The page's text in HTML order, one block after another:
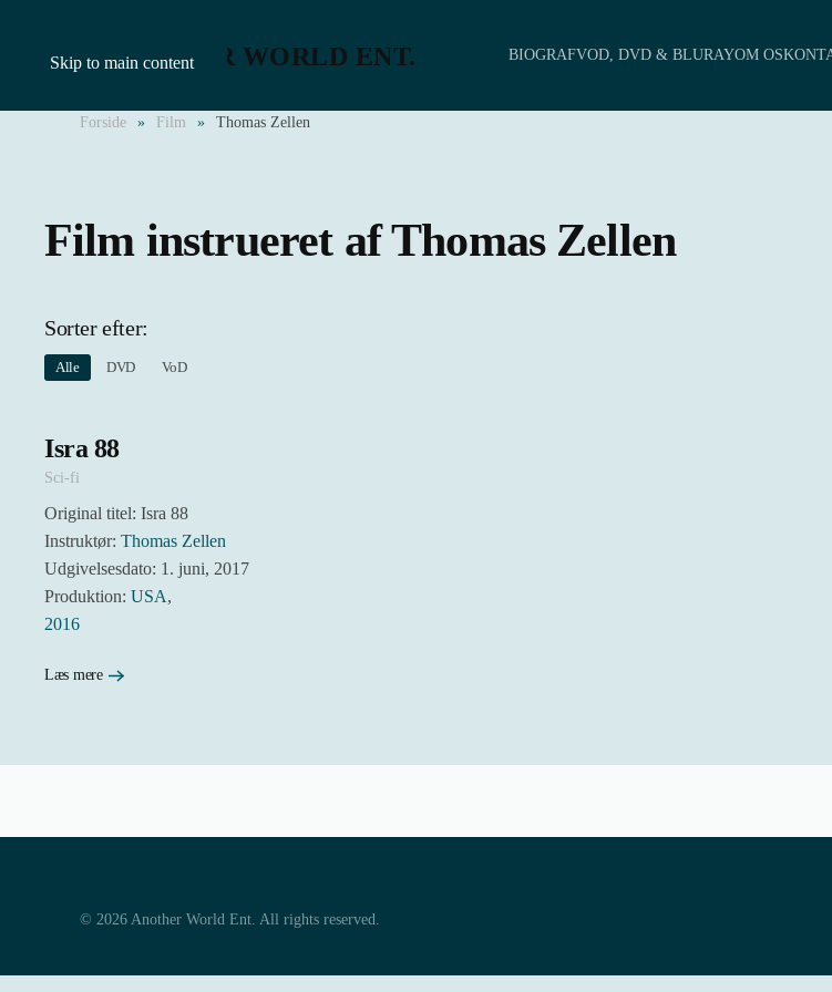
Skip to main content BIOGRAFVOD, DVD & BLURAYOM OS
Forside Film Thomas Zellen
Film instrueret af Thomas Zellen
Sorter efter:
Alle DVD VoD
Isra 88
Sci-fi
Original titel: Isra 88
Instruktør: Thomas Zellen
Udgivelsesdato: 1. juni, 2017
Produktion: USA,
2016
Læs mere
© 2026 Another World Ent. All rights reserved.